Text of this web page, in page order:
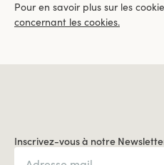
Pour en savoir plus sur les
concernant les cookies.
Inscrivez-vous à notre